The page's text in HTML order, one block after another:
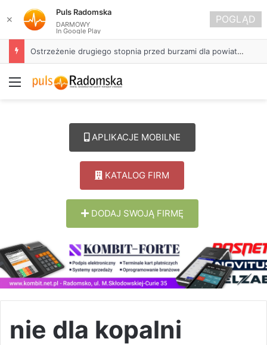
Ostrzeżenie drugiego stopnia przed burzami dla powiatu radomszczańskiego
Menu
APLIKACJE MOBILNE
KATALOG FIRM
DODAJ SWOJĄ FIRMĘ
nie dla kopalni
✕
Puls Radomska
DARMOWY
In Google Play
POGLĄD